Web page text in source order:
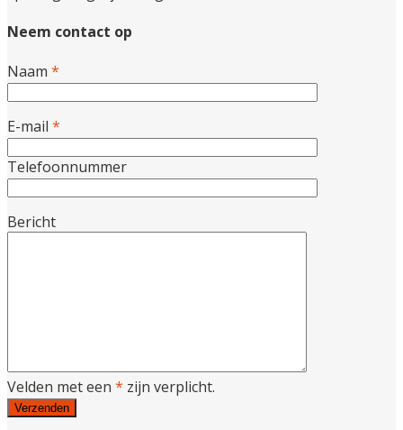
Neem contact op
Naam *
E-mail *
Telefoonnummer
Bericht
Velden met een * zijn verplicht.